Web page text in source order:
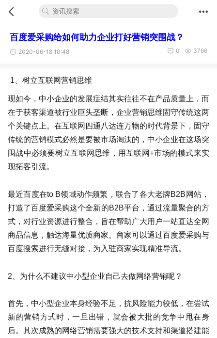
百度爱采购给如何助力企业打好营销突围战？
2020-06-18 10:48 3766
0
1、树立互联网营销思维
现如今，中小企业的发展症结其实往往不在产品质量上，而
在于获客渠道被行业巨头垄断，企业营销思维固守传统这两
个关键点上。在互联网四通八达连万物的时代背景下，固守
传统的营销模式必然是要被市场淘汰的，中小企业在这场突
围战中必须要树立互联网思维，用互联网+市场的模式来实
现拓客引流。
最近百度在to B领域动作频繁，联合了各大老牌B2B网站，
打造了百度爱采购这个全新的B2B平台，通过流量聚合的方
式，对行业资源进行整合，旨在帮助广大用户一站直达全网
商品信息，触达海量优质商家。商家可以通过百度爱采购与
百度搜索进行无缝对接，为入驻商家实现精准导流。
2、为什么不建议中小型企业自己去做网络营销呢？
首先，中小型企业本身经验不足，抗风险能力较低，在尝试
新的营销方式时，一旦出错，就会被大批的竞争中甩在身
后。其次成熟的网络营销需要强大的技术支持和渠道搭建能